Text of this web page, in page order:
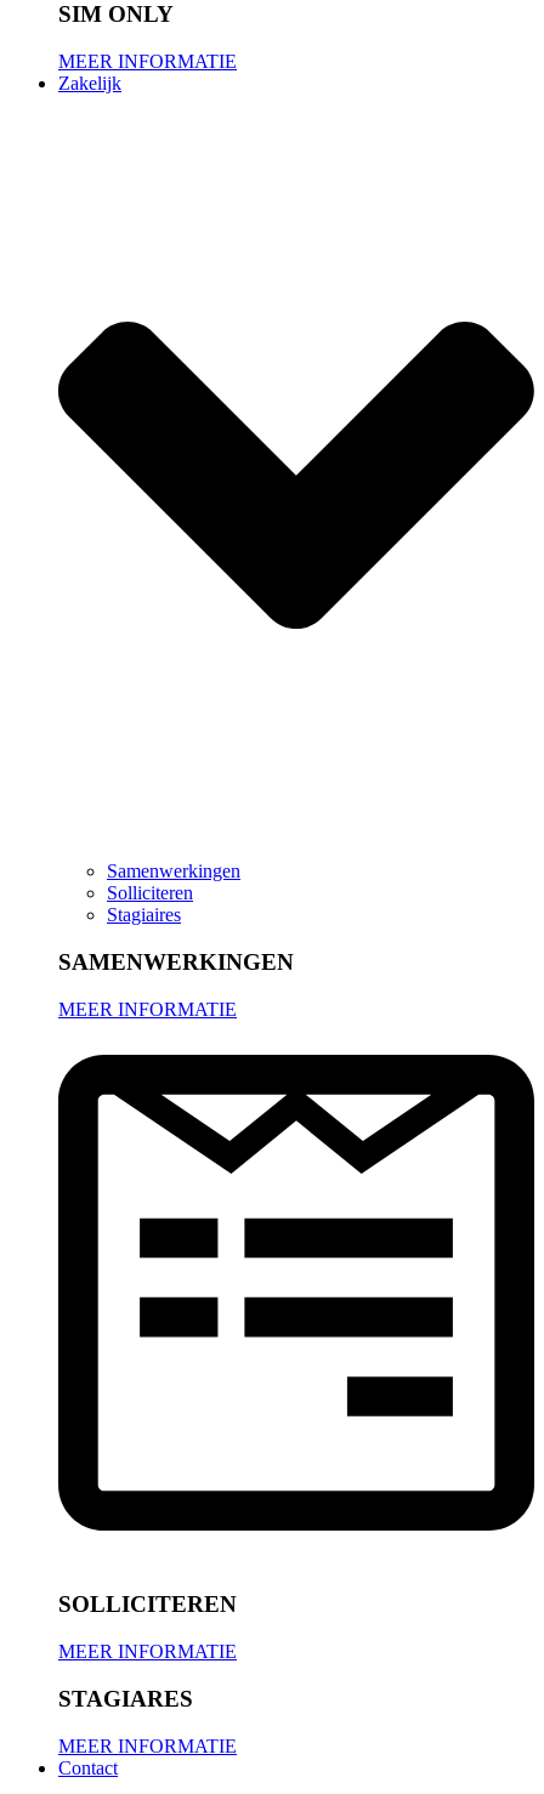
SIM ONLY
MEER INFORMATIE
Zakelijk
Samenwerkingen
Solliciteren
Stagiaires
SAMENWERKINGEN
MEER INFORMATIE
SOLLICITEREN
MEER INFORMATIE
STAGIARES
MEER INFORMATIE
Contact